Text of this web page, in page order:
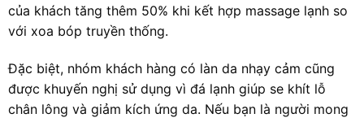
của khách tăng thêm 50% khi kết hợp massage lạnh so
với xoa bóp truyền thống.
Đặc biệt, nhóm khách hàng có làn da nhạy cảm cũng
được khuyến nghị sử dụng vì đá lạnh giúp se khít lỗ
chân lông và giảm kích ứng da. Nếu bạn là người mong